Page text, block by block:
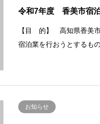
令和7年度 香美市宿
【目 的】 高知県香美市
宿泊業を行おうとするも
お知らせ